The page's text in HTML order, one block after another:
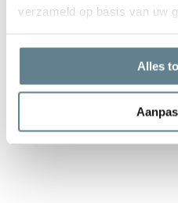
verzameld op basis van uw
Alles
Doordat er tijdens het
stuk beter dan andere
plantenbak is kleurvaster en ook
alles wordt netjes en naadloos
veel mensen de polyester
staan? Je vindt hier de